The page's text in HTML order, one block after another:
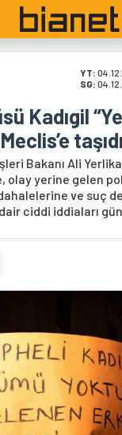
YT:
SG:
Kadıgil
taşıdı
Bakanı Ali
olay yerine gelen
ve suç
ciddi iddiaları